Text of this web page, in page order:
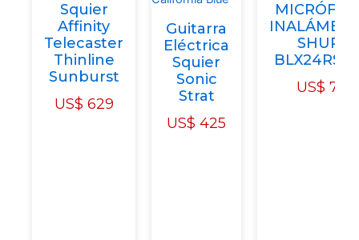
Squier
Affinity
Telecaster
Thinline
Sunburst
US$ 629
Guitarra
Eléctrica
Squier
Sonic
Strat
US$ 425
SHURE
US$ 719